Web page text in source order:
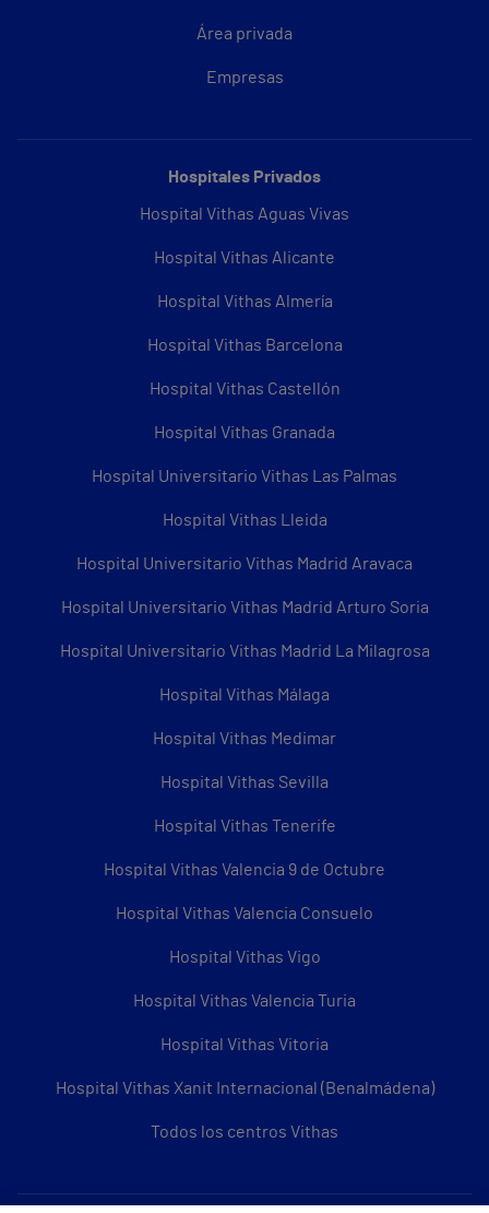
Área privada
Empresas
Hospitales Privados
Hospital Vithas Aguas Vivas
Hospital Vithas Alicante
Hospital Vithas Almería
Hospital Vithas Barcelona
Hospital Vithas Castellón
Hospital Vithas Granada
Hospital Universitario Vithas Las Palmas
Hospital Vithas Lleida
Hospital Universitario Vithas Madrid Aravaca
Hospital Universitario Vithas Madrid Arturo Soria
Hospital Universitario Vithas Madrid La Milagrosa
Hospital Vithas Málaga
Hospital Vithas Medimar
Hospital Vithas Sevilla
Hospital Vithas Tenerife
Hospital Vithas Valencia 9 de Octubre
Hospital Vithas Valencia Consuelo
Hospital Vithas Vigo
Hospital Vithas Valencia Turia
Hospital Vithas Vitoria
Hospital Vithas Xanit Internacional (Benalmádena)
Todos los centros Vithas